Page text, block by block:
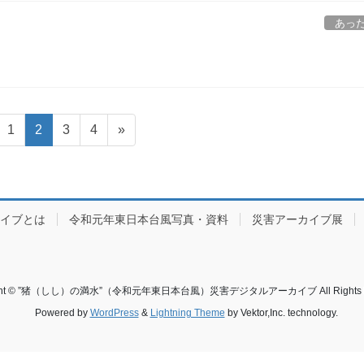
あっ
固
定
ジ
1
固
定
ジ
2
固
定
ジ
3
固
定
ジ
4 »
ブとは 令和元年東日本台風写真・資料 災害アーカイブ展
© ”猪（しし）の満水”（令和元年東日本台風）災害デジタルアーカイブ All
Powered by WordPress& Lightning Theme by Vektor,Inc. technology.